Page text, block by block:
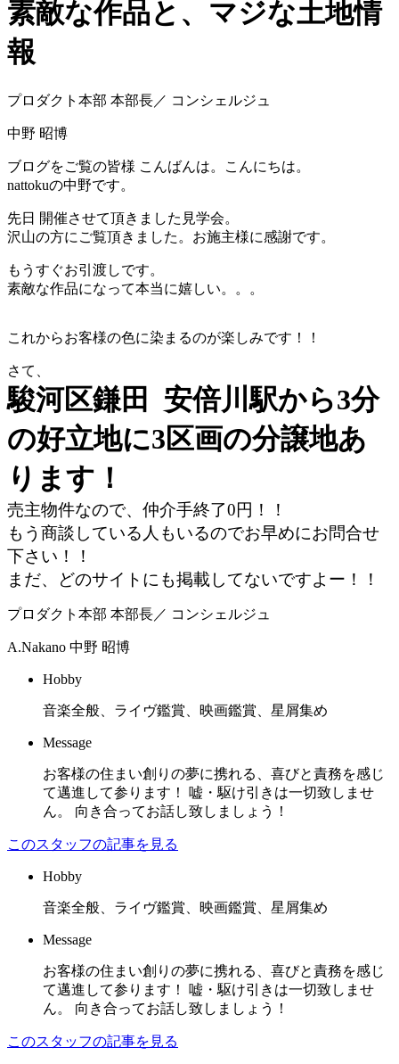
素敵な作品と、マジな土地情
報
プロダクト本部 本部長／ コンシェルジュ
中野 昭博
ブログをご覧の皆様 こんばんは。こんにちは。
nattokuの中野です。
先日 開催させて頂きました見学会。
沢山の方にご覧頂きました。お施主様に感謝です。
もうすぐお引渡しです。
素敵な作品になって本当に嬉しい。。。
これからお客様の色に染まるのが楽しみです！！
さて、
駿河区鎌田 安倍川駅から3分
の好立地に3区画の分譲地あ
ります！
売主物件なので、仲介手終了0円！！
もう商談している人もいるのでお早めにお問合せ
下さい！！
まだ、どのサイトにも掲載してないですよー！！
プロダクト本部 本部長／ コンシェルジュ
A.Nakano 中野 昭博
Hobby
音楽全般、ライヴ鑑賞、映画鑑賞、星屑集め
Message
お客様の住まい創りの夢に携れる、喜びと責務を感じ
て邁進して参ります！ 嘘・駆け引きは一切致しませ
ん。 向き合ってお話し致しましょう！
このスタッフの記事を見る
Hobby
音楽全般、ライヴ鑑賞、映画鑑賞、星屑集め
Message
お客様の住まい創りの夢に携れる、喜びと責務を感じ
て邁進して参ります！ 嘘・駆け引きは一切致しませ
ん。 向き合ってお話し致しましょう！
このスタッフの記事を見る